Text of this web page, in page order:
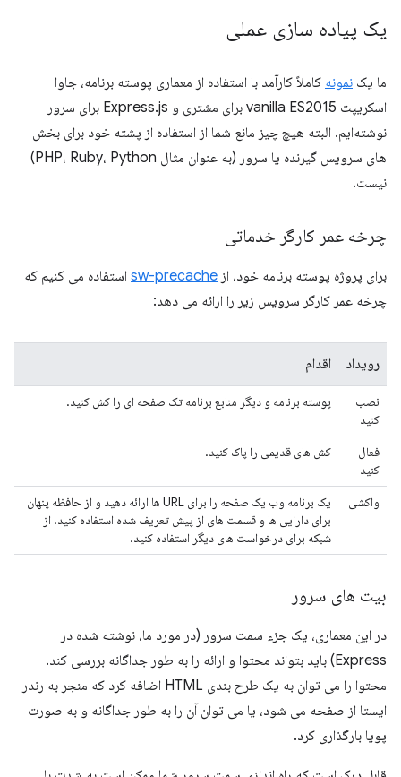
یک پیاده سازی عملی
ما یک نمونه کاملاً کارآمد با استفاده از معماری پوسته برنامه، جاوا
اسکریپت vanilla ES2015 برای مشتری و Express.js برای سرور
نوشته‌ایم. البته هیچ چیز مانع شما از استفاده از پشته خود برای بخش
های سرویس گیرنده یا سرور (به عنوان مثال PHP، Ruby، Python)
نیست.
چرخه عمر کارگر خدماتی
برای پروژه پوسته برنامه خود، از sw-precache استفاده می کنیم که
چرخه عمر کارگر سرویس زیر را ارائه می دهد:
رویداد اقدام
نصب
کنید
پوسته برنامه و دیگر منابع برنامه تک صفحه ای را کش کنید.
فعال
کنید
کش های قدیمی را پاک کنید.
واکشی
یک برنامه وب یک صفحه را برای URL ها ارائه دهید و از حافظه پنهان
برای دارایی ها و قسمت های از پیش تعریف شده استفاده کنید. از
شبکه برای درخواست های دیگر استفاده کنید.
بیت های سرور
در این معماری، یک جزء سمت سرور (در مورد ما، نوشته شده در
Express) باید بتواند محتوا و ارائه را به طور جداگانه بررسی کند.
محتوا را می توان به یک طرح بندی HTML اضافه کرد که منجر به رندر
ایستا از صفحه می شود، یا می توان آن را به طور جداگانه و به صورت
پویا بارگذاری کرد.